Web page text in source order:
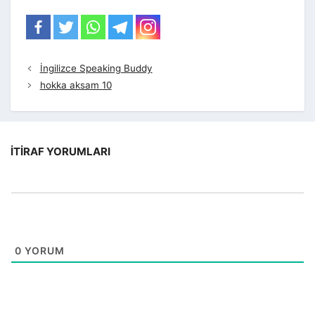
İngilizce Speaking Buddy
hokka aksam 10
İTIRAF YORUMLARI
0 YORUM